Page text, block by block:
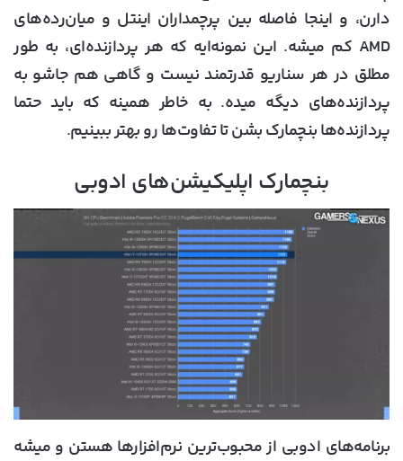
دارن، و اینجا فاصله بین پرچمداران اینتل و میان‌رده‌های
AMD کم میشه. این نمونه‌ایه که هر پردازنده‌ای، به طور
مطلق در هر سناریو قدرتمند نیست و گاهی هم جاشو به
پردازنده‌های دیگه میده. به خاطر همینه که باید حتما
پردازنده‌ها بنچمارک بشن تا تفاوت‌ها رو بهتر ببینیم.
بنچمارک اپلیکیشن‌های ادوبی
برنامه‌های ادوبی از محبوب‌ترین نرم‌افزارها هستن و میشه